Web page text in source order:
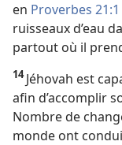
en Proverbes 21:1
ruisseaux d’eau
partout où il
14Jéhovah est
afin d’accomplir
Nombre de
monde ont